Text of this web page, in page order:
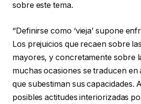
sobre este tema.
“Definirse como ‘vieja’ supone
Los prejuicios que recaen sobre
mayores, y concretamente sobre
muchas ocasiones se traducen en
que subestiman sus capacidades.
posibles actitudes interiorizadas